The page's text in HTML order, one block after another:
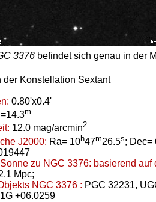
3376 befindet sich genau in der
der Konstellation Sextant
0.80'x0.4'
m
12.0 mag/arcmin2
J2000: Ra= 10h47m26.5s; Dec=
zu NGC 3376: basierend auf
Mpc;
NGC 3376 : PGC 32231,
+06.0259